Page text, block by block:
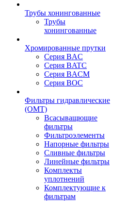
Трубы хонингованные
Трубы
хонингованные
Хромированные прутки
Серия BAC
Серия BATC
Серия BACM
Серия BOC
Фильтры гидравлические
(OMT)
Всасыващющие
фильтры
Фильтроэлементы
Напорные фильтры
Сливные фильтры
Линейные фильтры
Комплекты
уплотнений
Комплектующие к
фильтрам